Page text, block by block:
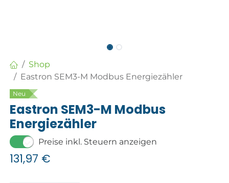
Shop
Eastron SEM3-M Modbus Energiezähler
Neu
Eastron SEM3-M Modbus
Energiezähler
Preise inkl. Steuern anzeigen
131,97 €